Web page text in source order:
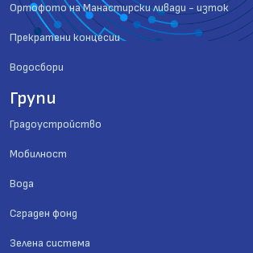
Ортофото на Манастирски ливади - изток
Прекратени концесии
Водосбори
Групи
Градоустройство
Мобилност
Вода
Сграден фонд
Зелена система